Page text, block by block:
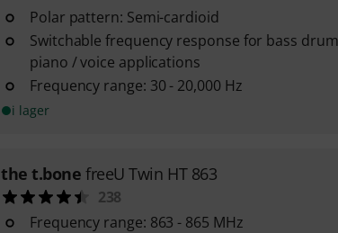
Polar pattern: Semi-cardioid
Switchable frequency response for bass
piano / voice applications
Frequency range: 30 - 20,000 Hz
i lager
the t.bone freeU Twin HT 863
238
Frequency range: 863 - 865 MHz